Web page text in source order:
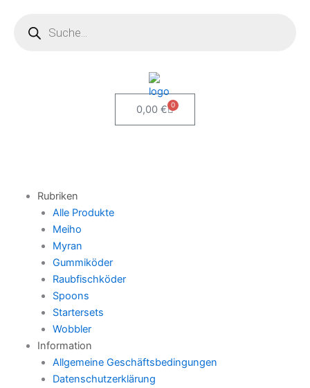
springen
0,00 € 0
Warenkorb
Rubriken
Alle Produkte
Meiho
Myran
Gummiköder
Raubfischköder
Spoons
Startersets
Wobbler
Information
Allgemeine Geschäftsbedingungen
Datenschutzerklärung